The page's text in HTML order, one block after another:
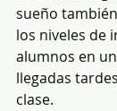
sueño
los niveles de
alumnos en
llegadas
clase.